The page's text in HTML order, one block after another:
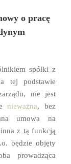
o pracę
spółki z
tej podstawie
nie jest
nieważna, bez
umowa na
z tą funkcją
będzie objęty
prowadząca